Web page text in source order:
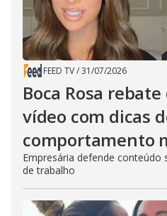
FEED TV/31/07/2026
Boca Rosa
vídeo com dicas
comportamento
Empresária defende
de trabalho